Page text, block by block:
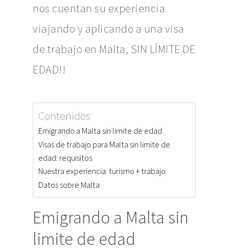
nos cuentan su experiencia
viajando y aplicando a una visa
de trabajo en Malta, SIN LÍMITE DE
EDAD!!
Contenidos
Emigrando a Malta sin limite de edad
Visas de trabajo para Malta sin limite de
edad: requisitos
Nuestra experiencia: turismo + trabajo
Datos sobre Malta
Emigrando a Malta sin
limite de edad